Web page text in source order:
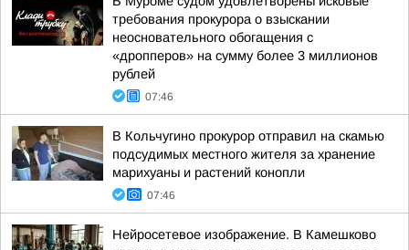
требования прокурора о взыскании
неосновательного обогащения с
«дропперов» на сумму более 3 миллионов
рублей
07:46
В Кольчугино прокурор отправил на скамью
подсудимых местного жителя за хранение
марихуаны и растений конопли
07:46
Нейросетевое изображение. В Камешково